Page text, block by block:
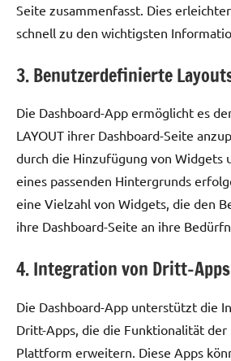
Seite zusammenfasst. Dies
schnell zu den wichtigsten
3. Benutzerdefinierte
Die Dashboard-App ermöglicht es
LAYOUT ihrer Dashboard-Seite
durch die Hinzufügung von Widgets
eines passenden Hintergrunds
eine Vielzahl von Widgets, die den
ihre Dashboard-Seite an ihre
4. Integration von Dritt-Apps
Die Dashboard-App unterstützt die
Dritt-Apps, die die Funktionalität der
Plattform erweitern. Diese Apps